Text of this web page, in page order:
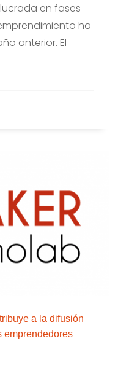
en fases
ha
anterior. El
a la difusión
emprendedores